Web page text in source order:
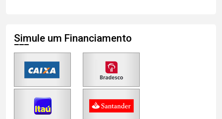
Simule um Financiamento